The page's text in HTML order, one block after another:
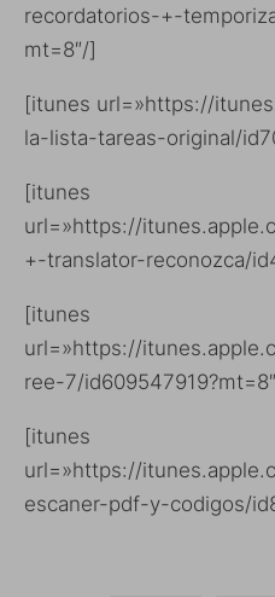
recordatorios-+-
mt=8″/]
[itunes url=»https://
la-lista-tareas-original/
[itunes
url=»https://
+-translator-reconozca/
[itunes
url=»https://
ree-7/
[itunes
url=»https://
escaner-pdf-y-codigos/